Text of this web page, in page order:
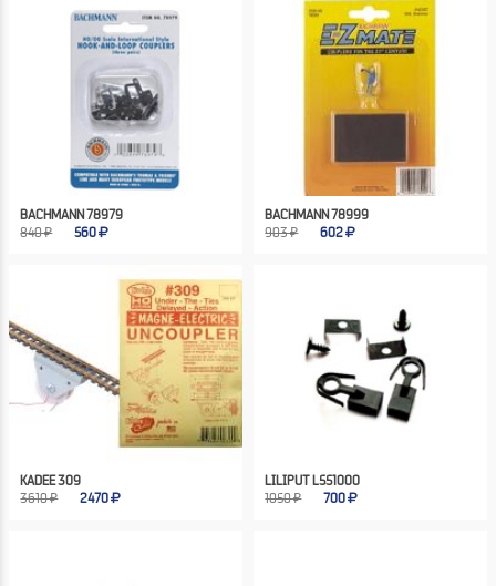
BACHMANN 78979
840 ₽
560
BACHMANN 78999
903 ₽
602
KADEE 309
3610 ₽
2470
LILIPUT L551000
1050 ₽
700